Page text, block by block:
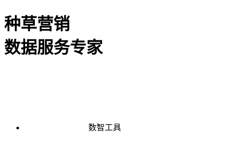
种草营销
数据服务专家
数智工具